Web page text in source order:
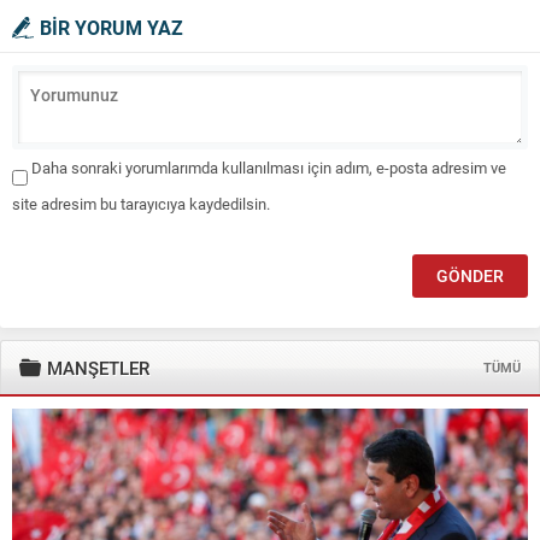
BİR YORUM YAZ
Daha sonraki yorumlarımda kullanılması için adım, e-posta adresim ve
site adresim bu tarayıcıya kaydedilsin.
MANŞETLER TÜMÜ